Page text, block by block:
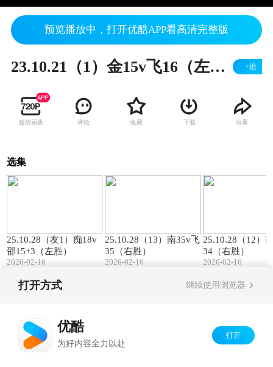
预览播放中，打开优酷APP看高清完整版
23.10.21（1）金15v飞16（左胜） +追
超清画质 评论 收藏 下载 分享
选集
25.10.28（友1）痴18v
邵15+3（左胜）
2026-02-16
25.10.28（13）南35v飞
35（右胜）
2026-02-16
25.10.28（12）
34（右胜）
2026-02-16
打开方式 继续使用浏览器
优酷
为好内容全力以赴
打开